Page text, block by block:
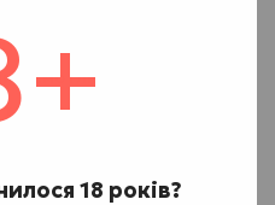
18 років?
за бажанням.
гліцерин.
збовтайте суміш.